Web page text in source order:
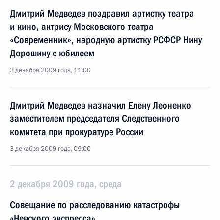
Дмитрий Медведев поздравил артистку театра
и кино, актрису Московского театра
«Современник», народную артистку РСФСР Нину
Дорошину с юбилеем
3 декабря 2009 года, 11:00
Дмитрий Медведев назначил Елену Леоненко
заместителем председателя Следственного
комитета при прокуратуре России
3 декабря 2009 года, 09:00
2 декабря 2009 года, среда
Совещание по расследованию катастрофы